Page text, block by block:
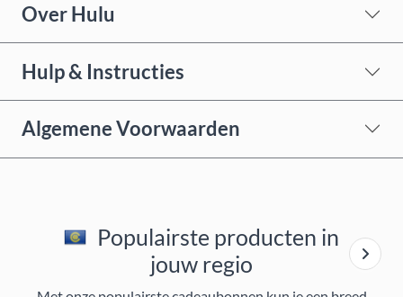
Over Hulu
Hulp & Instructies
Algemene Voorwaarden
Populairste producten in
jouw regio